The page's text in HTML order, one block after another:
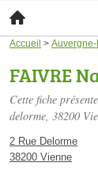
Accueil >
FAIVRE
Cette fiche
delorme, 38200
2 Rue Delorme
38200 Vienne